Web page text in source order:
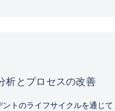
析とプロセスの改善
トのライフサイクルを通じて